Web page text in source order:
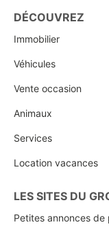
DÉCOUVREZ
Immobilier
Véhicules
Vente occasion
Animaux
Services
Location vacances
LES SITES DU
Petites annonces